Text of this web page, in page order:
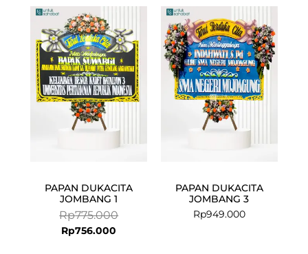
PAPAN DUKACITA
JOMBANG 1
Rp775.000
price
was:
Rp775.000.
Rp756.000
price
is:
Rp756.000.
PAPAN DUKACITA
JOMBANG 3
Rp949.000